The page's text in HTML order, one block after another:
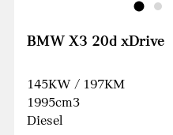
BMW X3 20d xDrive
145KW / 197KM
1995cm3
Diesel